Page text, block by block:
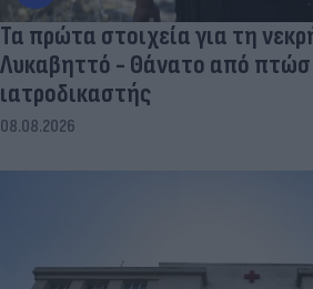
Τα πρώτα στοιχεία για τη
Λυκαβηττό - Θάνατο από
ιατροδικαστής
08.08.2026